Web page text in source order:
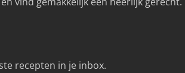
recepten in je inbox.